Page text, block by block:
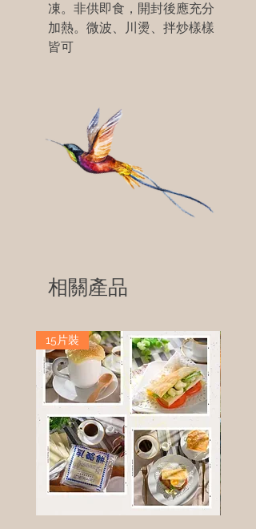
凍。非供即食，開封後應充分
加熱。微波、川燙、拌炒樣樣
皆可
相關產品
15片裝